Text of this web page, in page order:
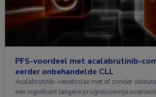
PFS-voordeel met acalabrutinib-
eerder onbehandelde CLL
Acalabrutinib-venetoclax met of zonder
een significant langere progressievrije